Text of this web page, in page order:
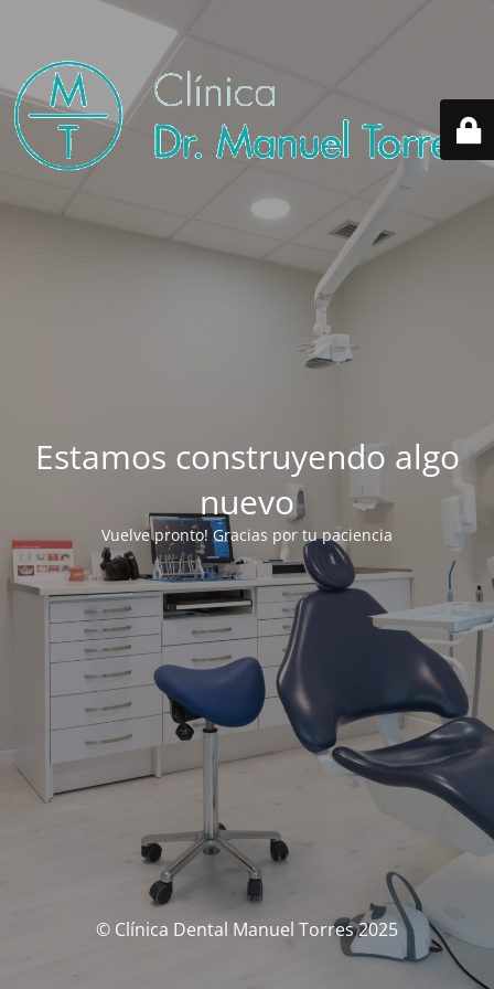
Estamos construyendo algo
nuevo
Vuelve pronto! Gracias por tu paciencia
© Clínica Dental Manuel Torres 2025